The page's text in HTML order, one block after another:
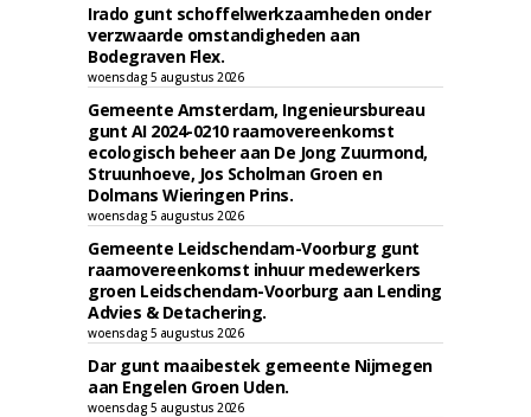
Irado gunt schoffelwerkzaamheden onder
verzwaarde omstandigheden aan
Bodegraven Flex.
woensdag 5 augustus 2026
Gemeente Amsterdam, Ingenieursbureau
gunt AI 2024-0210 raamovereenkomst
ecologisch beheer aan De Jong Zuurmond,
Struunhoeve, Jos Scholman Groen en
Dolmans Wieringen Prins.
woensdag 5 augustus 2026
Gemeente Leidschendam-Voorburg gunt
raamovereenkomst inhuur medewerkers
groen Leidschendam-Voorburg aan Lending
Advies & Detachering.
woensdag 5 augustus 2026
Dar gunt maaibestek gemeente Nijmegen
aan Engelen Groen Uden.
woensdag 5 augustus 2026